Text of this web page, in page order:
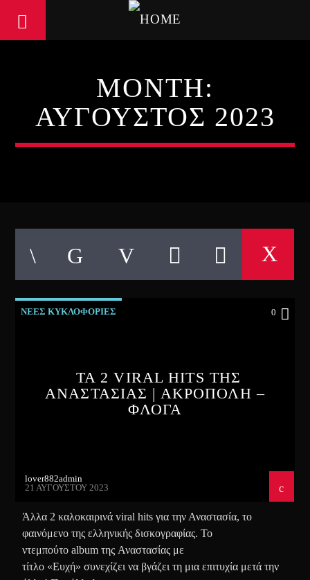
MONTH:
ΑΎΓΟΥΣΤΟΣ 2023
ΝΕΕΣ ΚΥΚΛΟΦΟΡΙΕΣ 0
ΤΑ 2 VIRAL HITS ΤΗΣ
ΑΝΑΣΤΑΣΙΑΣ | ΑΚΡΟΠΟΛΗ –
ΦΛΟΓΑ
lover882admin
21 ΑΥΓΟΎΣΤΟΥ 2023
Άλλα 2 καλοκαιρινά viral hits για την Αναστασία, το
φαινόμενο της ελληνικής δισκογραφίας. Το
ντεμπούτο album της Αναστασίας με
τίτλο «Ευχή» συνεχίζει να βγάζει τη μια επιτυχία μετά την